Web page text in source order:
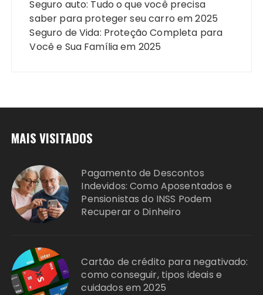
Seguro auto: Tudo o que você precisa
saber para proteger seu carro em 2025
Seguro de Vida: Proteção Completa para
Você e Sua Família em 2025
MAIS VISITADOS
Pagamento de Descontos
Indevidos: Como Aposentados e
Pensionistas do INSS Podem
Recuperar o Dinheiro
Cartão de crédito para negativado:
como conseguir, tipos ideais e
cuidados em 2025